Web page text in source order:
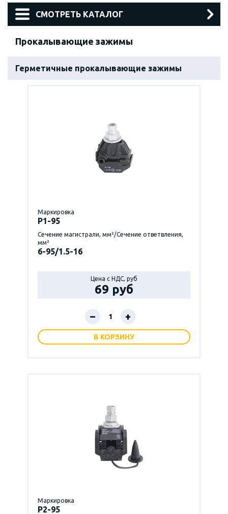
СМОТРЕТЬ КАТАЛОГ
Прокалывающие зажимы
Герметичные прокалывающие зажимы
Маркировка
P1-95
Сечение магистрали, мм²/Сечение ответвления,
мм²
6-95/1.5-16
Цена с НДС, руб
69 руб
– +
В КОРЗИНУ
Маркировка
P2-95